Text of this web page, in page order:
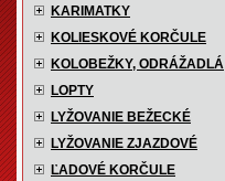
KARIMATKY
KOLIESKOVÉ KORČULE
KOLOBEŽKY, ODRÁŽADLÁ
LOPTY
LYŽOVANIE BEŽECKÉ
LYŽOVANIE ZJAZDOVÉ
ĽADOVÉ KORČULE